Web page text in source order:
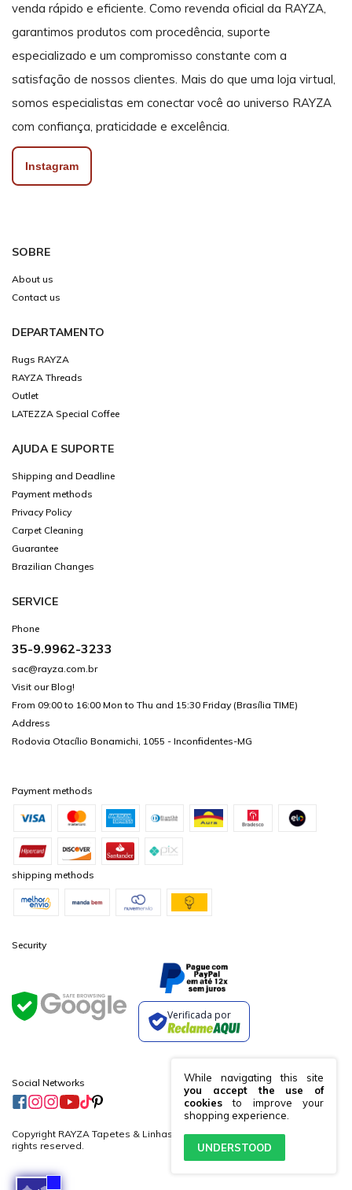
While navigating this site
you accept the use of
cookies to improve your
shopping experience.
UNDERSTOOD
venda rápido e eficiente. Como revenda oficial da RAYZA,
garantimos produtos com procedência, suporte
especializado e um compromisso constante com a
satisfação de nossos clientes. Mais do que uma loja virtual,
somos especialistas em conectar você ao universo RAYZA
com confiança, praticidade e excelência.
Instagram
SOBRE
About us
Contact us
DEPARTAMENTO
Rugs RAYZA
RAYZA Threads
Outlet
LATEZZA Special Coffee
AJUDA E SUPORTE
Shipping and Deadline
Payment methods
Privacy Policy
Carpet Cleaning
Guarantee
Brazilian Changes
SERVICE
Phone
35-9.9962-3233
sac@rayza.com.br
Visit our Blog!
From 09:00 to 16:00 Mon to Thu and 15:30 Friday (Brasília TIME)
Address
Rodovia Otacílio Bonamichi, 1055 - Inconfidentes-MG
Payment methods
shipping methods
Security
Verificada por
Social Networks
Copyright RAYZA Tapetes & Linhas Ltda. - 19882364000170 - 2026. All
rights reserved.